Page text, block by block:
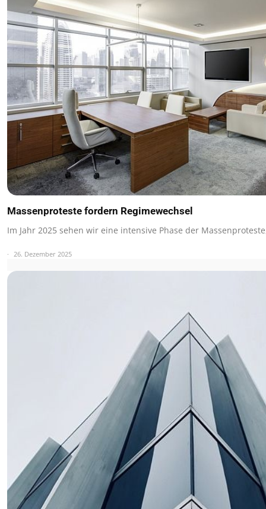
Massenproteste fordern Regimewechsel
Im Jahr 2025 sehen wir eine intensive Phase der
26. Dezember 2025